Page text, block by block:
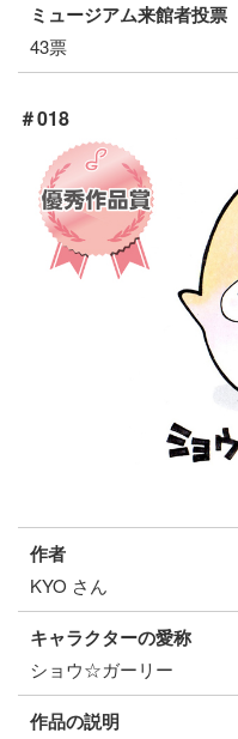
ミュージアム来館者投票
43票
＃018
作者
KYO さん
キャラクターの愛称
ショウ☆ガーリー
作品の説明